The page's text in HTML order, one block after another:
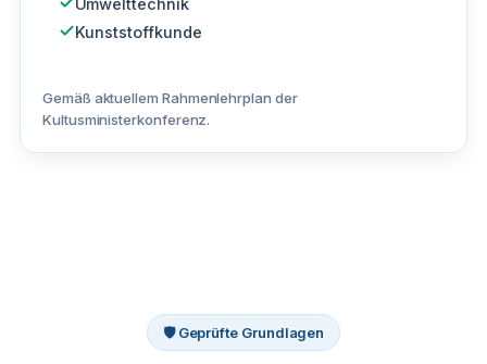
Kunststoffkunde
Gemäß aktuellem Rahmenlehrplan der
Kultusministerkonferenz.
🛡 Geprüfte Grundlagen